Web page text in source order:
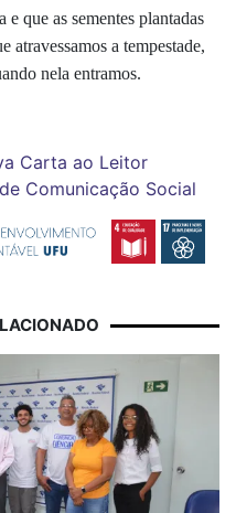
que as sementes plantadas
atravessamos a tempestade,
nela entramos.
Carta ao Leitor
Comunicação Social